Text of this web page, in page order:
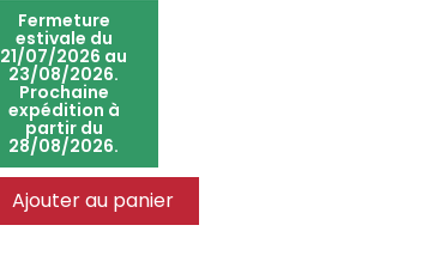
Fermeture
estivale du
21/07/2026 au
23/08/2026.
Prochaine
expédition à
partir du
28/08/2026.
Ajouter au panier